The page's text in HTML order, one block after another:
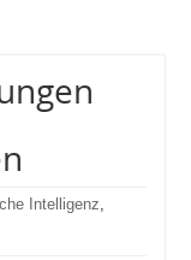
Intelligenz,